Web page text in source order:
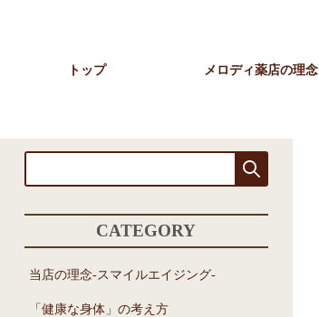
トップ メロディ薬店の理念
CATEGORY
当店の理念-スマイルエイジング-
「健康な身体」の考え方